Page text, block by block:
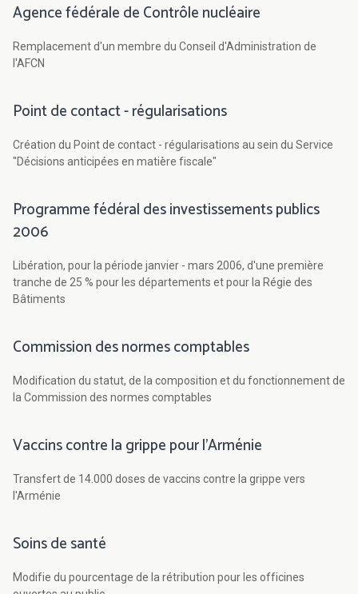
Agence fédérale de Contrôle nucléaire
Remplacement d'un membre du Conseil d'Administration de
l'AFCN
Point de contact - régularisations
Création du Point de contact - régularisations au sein du Service
"Décisions anticipées en matière fiscale"
Programme fédéral des investissements publics
2006
Libération, pour la période janvier - mars 2006, d'une première
tranche de 25 % pour les départements et pour la Régie des
Bâtiments
Commission des normes comptables
Modification du statut, de la composition et du fonctionnement de
la Commission des normes comptables
Vaccins contre la grippe pour l'Arménie
Transfert de 14.000 doses de vaccins contre la grippe vers
l'Arménie
Soins de santé
Modifie du pourcentage de la rétribution pour les officines